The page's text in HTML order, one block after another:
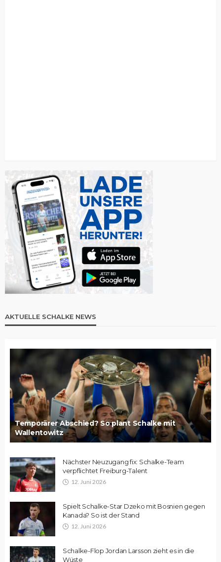
AKTUELLE SCHALKE NEWS
Temporärer Abschied? So plant Schalke mit
Wallentowitz
Nächster Neuzugang fix: Schalke-Team
verpflichtet Freiburg-Talent
12. Juni 2026
Spielt Schalke-Star Dzeko mit Bosnien gegen
Kanada? So ist der Stand
12. Juni 2026
Schalke-Flop Jordan Larsson zieht es in die
Wüste